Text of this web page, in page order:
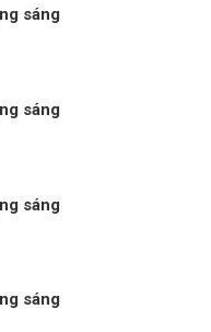
sáng
sáng
sáng
sáng